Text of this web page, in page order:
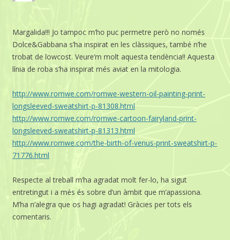
Margalida!!! Jo tampoc m’ho puc permetre però no només
Dolce&Gabbana s’ha inspirat en les clàssiques, també n’he
trobat de lowcost. Veure’m molt aquesta tendència!! Aquesta
línia de roba s’ha inspirat més aviat en la mitologia.
http://www.romwe.com/romwe-western-oil-painting-print-
longsleeved-sweatshirt-p-81308.html
http://www.romwe.com/romwe-cartoon-fairyland-print-
longsleeved-sweatshirt-p-81313.html
http://www.romwe.com/the-birth-of-venus-print-sweatshirt-p-
71776.html
Respecte al treball m’ha agradat molt fer-lo, ha sigut
entretingut i a més és sobre d’un àmbit que m’apassiona.
M’ha n’alegra que os hagi agradat! Gràcies per tots els
comentaris.